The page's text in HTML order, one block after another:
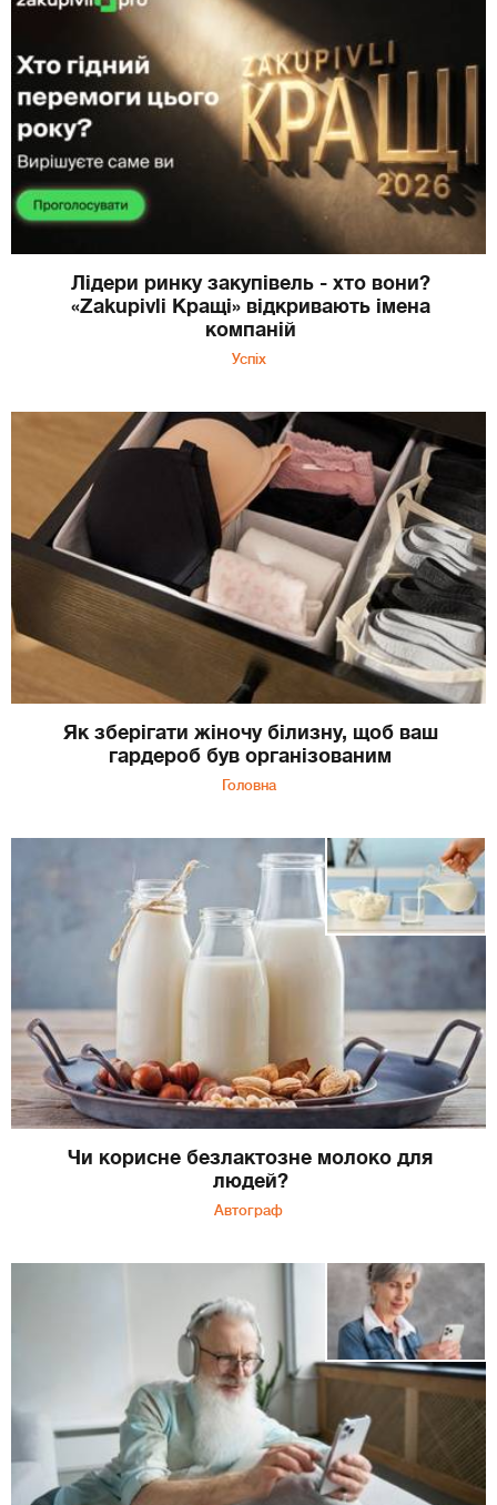
Лідери ринку закупівель - хто вони?
«Zakupivli Кращі» відкривають імена
компаній
Успіх
Як зберігати жіночу білизну, щоб ваш
гардероб був організованим
Головна
Чи корисне безлактозне молоко для
людей?
Автограф